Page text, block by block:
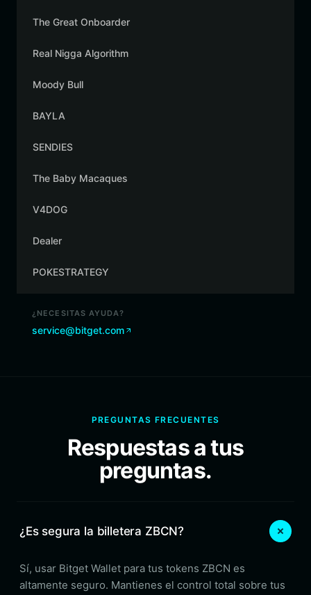
The Great Onboarder
Real Nigga Algorithm
Moody Bull
BAYLA
SENDIES
The Baby Macaques
V4DOG
Dealer
POKESTRATEGY
¿NECESITAS AYUDA?
service@bitget.com
PREGUNTAS FRECUENTES
Respuestas a tus
preguntas.
¿Es segura la billetera ZBCN?
Sí, usar Bitget Wallet para tus tokens ZBCN es
altamente seguro. Mantienes el control total sobre tus